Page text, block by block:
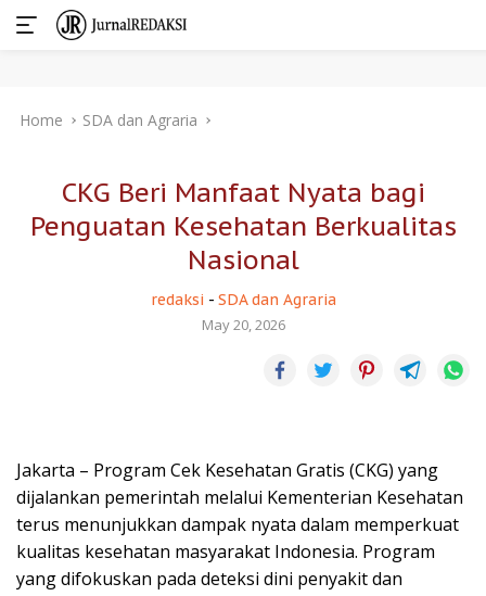
Home SDA dan Agraria
CKG Beri Manfaat Nyata bagi
Penguatan Kesehatan Berkualitas
Nasional
redaksi - SDA dan Agraria
May 20, 2026
Jakarta – Program Cek Kesehatan Gratis (CKG) yang
dijalankan pemerintah melalui Kementerian Kesehatan
terus menunjukkan dampak nyata dalam memperkuat
kualitas kesehatan masyarakat Indonesia. Program
yang difokuskan pada deteksi dini penyakit dan